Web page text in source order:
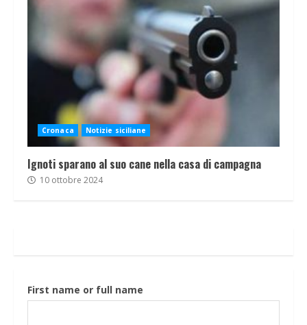
Cronaca Notizie siciliane
Ignoti sparano al suo cane nella casa di campagna
10 ottobre 2024
First name or full name